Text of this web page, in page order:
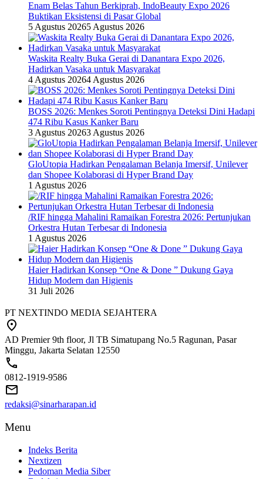
Enam Belas Tahun Berkiprah, IndoBeauty Expo 2026
Buktikan Eksistensi di Pasar Global
5 Agustus 20265 Agustus 2026
Waskita Realty Buka Gerai di Danantara Expo 2026,
Hadirkan Vasaka untuk Masyarakat
4 Agustus 20264 Agustus 2026
BOSS 2026: Menkes Soroti Pentingnya Deteksi Dini Hadapi
474 Ribu Kasus Kanker Baru
3 Agustus 20263 Agustus 2026
GloUtopia Hadirkan Pengalaman Belanja Imersif, Unilever
dan Shopee Kolaborasi di Hyper Brand Day
1 Agustus 2026
/RIF hingga Mahalini Ramaikan Forestra 2026: Pertunjukan
Orkestra Hutan Terbesar di Indonesia
1 Agustus 2026
Haier Hadirkan Konsep “One & Done ” Dukung Gaya
Hidup Modern dan Higienis
31 Juli 2026
PT NEXTINDO MEDIA SEJAHTERA
AD Premier 9th floor, Jl TB Simatupang No.5 Ragunan, Pasar
Minggu, Jakarta Selatan 12550
0812-1919-9586
redaksi@sinarharapan.id
Menu
Indeks Berita
Nextizen
Pedoman Media Siber